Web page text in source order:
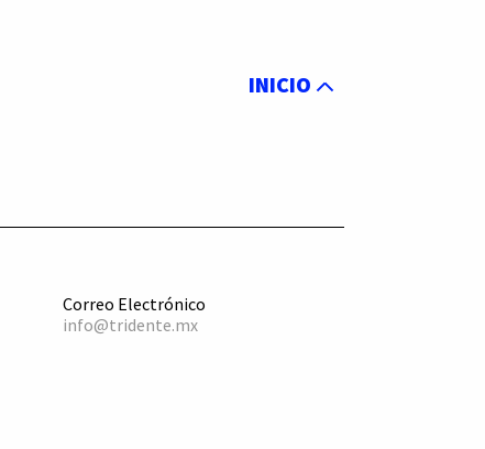
INICIO
Correo Electrónico
info@tridente.mx